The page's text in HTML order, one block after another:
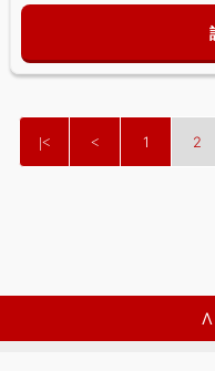
1 2
Λ